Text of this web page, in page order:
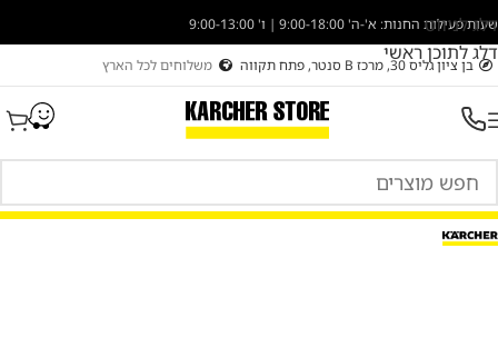
דלג לניווט
דלג לתוכן ראשי
שעות פעילות החנות: א'-ה' 9:00-18:00 | ו' 9:00-13:00
בן ציון גליס 30, מרכז B סנטר, פתח תקווה משלוחים לכל הארץ